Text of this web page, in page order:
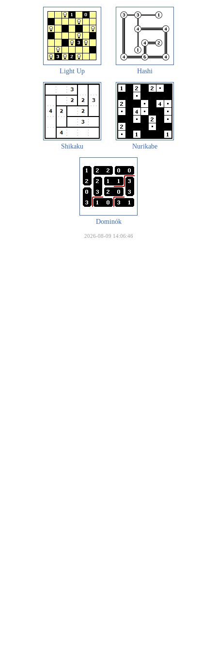
Light Up Hashi
Shikaku Nurikabe
Dominók
2026-08-09 14:06:46